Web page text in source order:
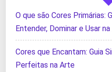
O que são Cores Primárias:
Entender, Dominar e Usar
Cores que Encantam: Guia
Perfeitas na Arte